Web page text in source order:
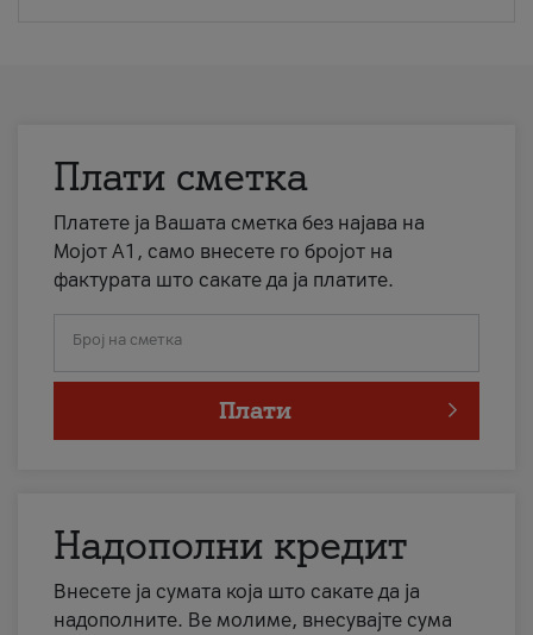
Плати сметка
Платете ја Вашата сметка без најава на
Мојот А1, само внесете го бројот на
фактурата што сакате да ја платите.
Број на сметка
Плати
Надополни кредит
Внесете ја сумата која што сакате да ја
надополните. Ве молиме, внесувајте сума